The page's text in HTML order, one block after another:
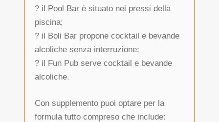
? il Pool Bar è situato nei pressi della
piscina;
? il Boli Bar propone cocktail e bevande
alcoliche senza interruzione;
? il Fun Pub serve cocktail e bevande
alcoliche.
Con supplemento puoi optare per la
formula tutto compreso che include: